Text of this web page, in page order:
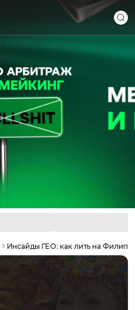
Инсайды ГЕО: как лить на